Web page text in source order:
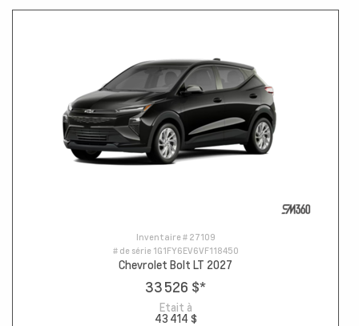
Inventaire # 27109
# de série 1G1FY6EV6VF118450
Chevrolet Bolt LT 2027
33 526 $*
Etait à
43 414 $